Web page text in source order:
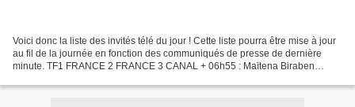
Voici donc la liste des invités télé du jour ! Cette liste pourra être mise à jour
au fil de la journée en fonction des communiqués de presse de dernière
minute. TF1 FRANCE 2 FRANCE 3 CANAL + 06h55 : Maïtena Biraben